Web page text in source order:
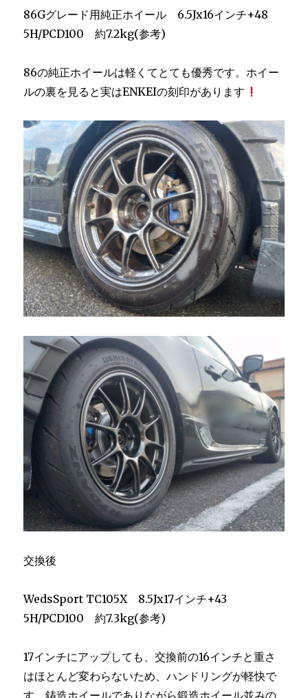
86Gグレード用純正ホイール 6.5Jx16インチ+48
5H/PCD100 約7.2kg(参考)
86の純正ホイールは軽くてとても優秀です。ホイー
ルの裏を見ると実は­ENKEIの刻印があります
交換後
WedsSport TC105X 8.5Jx17インチ+43
5H/PCD100 約7.3kg(参考)
17インチにアップしても、交換前の16インチと重さ
はほとんど変わらないため、ハンドリングが軽快で